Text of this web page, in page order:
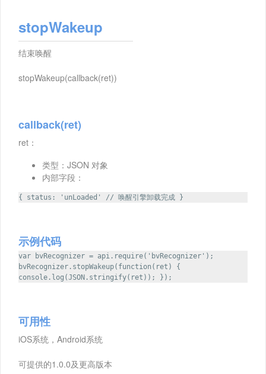
stopWakeup
结束唤醒
stopWakeup(callback(ret))
callback(ret)
ret：
类型：JSON 对象
内部字段：
{ status: 'unLoaded' // 唤醒引擎卸载完成 }
示例代码
var bvRecognizer = api.require('bvRecognizer');
bvRecognizer.stopWakeup(function(ret) {
console.log(JSON.stringify(ret)); });
可用性
iOS系统，Android系统
可提供的1.0.0及更高版本